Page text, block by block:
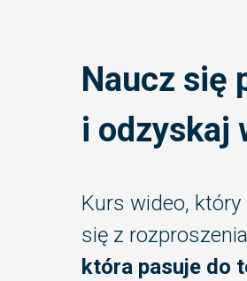
Naucz się
i odzyskaj
Kurs wideo,
się z
która pasuje do